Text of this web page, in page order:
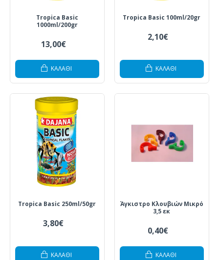
Tropica Basic
1000ml/200gr
13,00€
ΚΑΛΆΘΙ
Tropica Basic 100ml/20gr
2,10€
ΚΑΛΆΘΙ
Tropica Basic 250ml/50gr
3,80€
ΚΑΛΆΘΙ
Άγκιστρο Κλουβιών Μικρό
3,5 εκ
0,40€
ΚΑΛΆΘΙ